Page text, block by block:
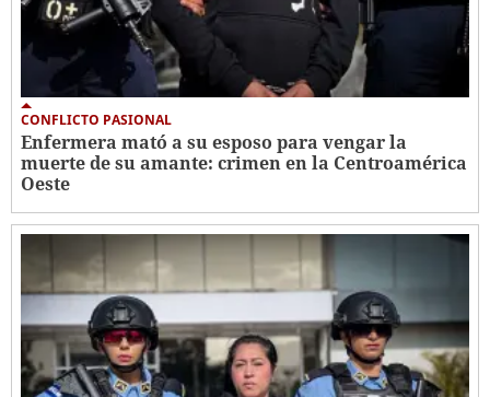
CONFLICTO PASIONAL
Enfermera mató a su esposo para vengar la
muerte de su amante: crimen en la Centroamérica
Oeste